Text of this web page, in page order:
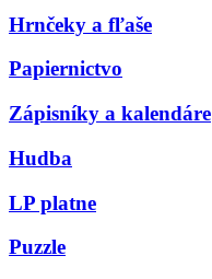
Hrnčeky a fľaše
Papiernictvo
Zápisníky a kalendáre
Hudba
LP platne
Puzzle